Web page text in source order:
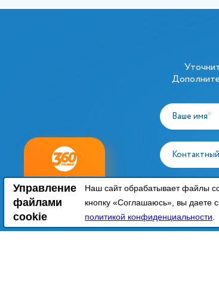
Управление
файлами
cookie
Наш сайт обрабатывает файлы
кнопку «Соглашаюсь», вы даете
политикой конфиденциальности
Ваше имя*
Любое
оборудование